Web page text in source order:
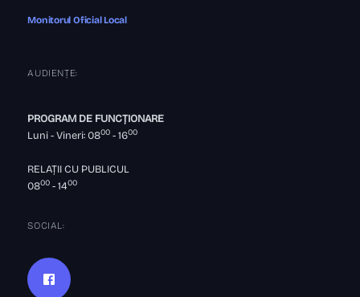
Monitorul Oficial Local
AUDIENȚE:
PROGRAM DE FUNCȚIONARE
Luni - Vineri: 0800 - 1600
RELAȚII CU PUBLICUL
0800 - 1400
SOCIAL: